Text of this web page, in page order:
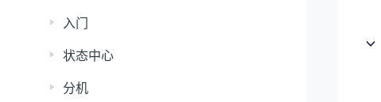
入门
状态中心
分机